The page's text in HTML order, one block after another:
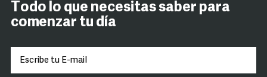
Todo lo que necesitas saber para
comenzar tu día